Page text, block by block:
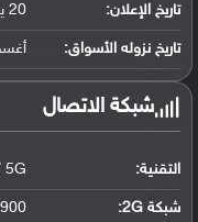
تاريخ الإعلان: 20 يوليو 2021
تاريخ نزوله الأسواق:
شبكة الاتصال
التقنية: 5G
شبكة 2G: